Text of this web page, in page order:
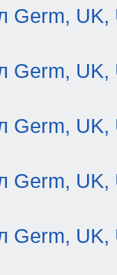
Germ, UK,
Germ, UK,
Germ, UK,
Germ, UK,
Germ, UK,